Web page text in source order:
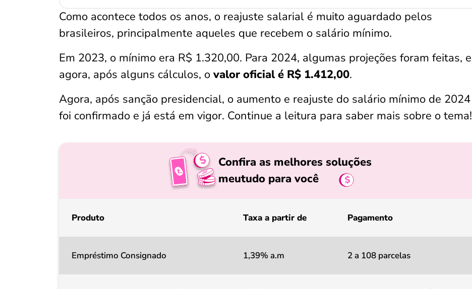
Como acontece todos os anos, o reajuste salarial é muito aguardado pelos
brasileiros, principalmente aqueles que recebem o salário mínimo.
Em 2023, o mínimo era R$ 1.320,00. Para 2024, algumas projeções foram feitas, e
agora, após alguns cálculos, o valor oficial é R$ 1.412,00.
Agora, após sanção presidencial, o aumento e reajuste do salário mínimo de 2024
foi confirmado e já está em vigor. Continue a leitura para saber mais sobre o tema!
Confira as melhores soluções
meutudo para você
Produto Taxa a partir de Pagamento
Empréstimo Consignado 1,39% a.m 2 a 108 parcelas